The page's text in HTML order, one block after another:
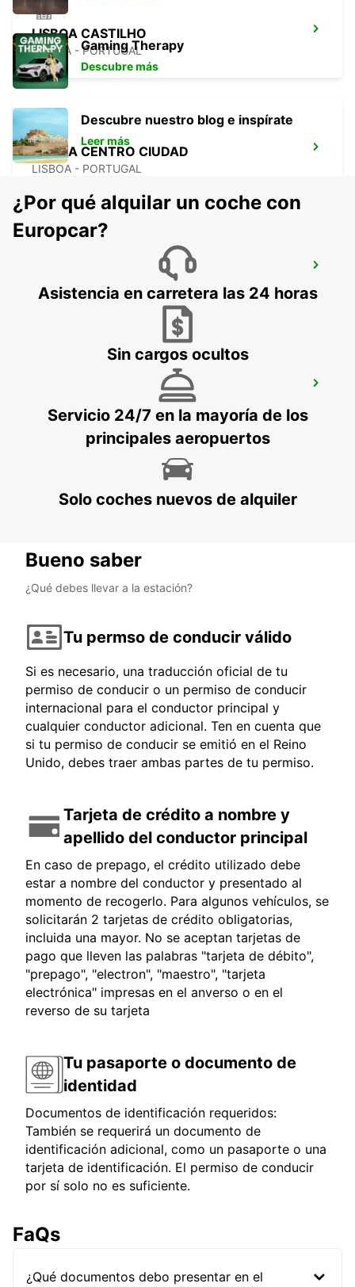
LISBOA CASTILHO
LISBOA - PORTUGAL
LISBOA CENTRO CIUDAD
LISBOA - PORTUGAL
LISBOA ESTACIÓN DE SANTA APOLÓNIA
LISBOA - PORTUGAL
CORROIOS - PORTUGAL
Gaming Therapy
Descubre más
Descubre nuestro blog e inspírate
Leer más
¿Por qué alquilar un coche con
Europcar?
Asistencia en carretera las 24 horas
Sin cargos ocultos
Servicio 24/7 en la mayoría de los
principales aeropuertos
Solo coches nuevos de alquiler
Bueno saber
¿Qué debes llevar a la estación?
Tu permso de conducir válido
Si es necesario, una traducción oficial de tu
permiso de conducir o un permiso de conducir
internacional para el conductor principal y
cualquier conductor adicional. Ten en cuenta que
si tu permiso de conducir se emitió en el Reino
Unido, debes traer ambas partes de tu permiso.
Tarjeta de crédito a nombre y
apellido del conductor principal
En caso de prepago, el crédito utilizado debe
estar a nombre del conductor y presentado al
momento de recogerlo. Para algunos vehículos, se
solicitarán 2 tarjetas de crédito obligatorias,
incluida una mayor. No se aceptan tarjetas de
pago que lleven las palabras "tarjeta de débito",
"prepago", "electron", "maestro", "tarjeta
electrónica" impresas en el anverso o en el
reverso de su tarjeta
Tu pasaporte o documento de
identidad
Documentos de identificación requeridos:
También se requerirá un documento de
identificación adicional, como un pasaporte o una
tarjeta de identificación. El permiso de conducir
por sí solo no es suficiente.
FaQs
¿Qué documentos debo presentar en el